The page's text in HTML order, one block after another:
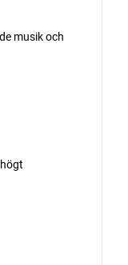
musik och